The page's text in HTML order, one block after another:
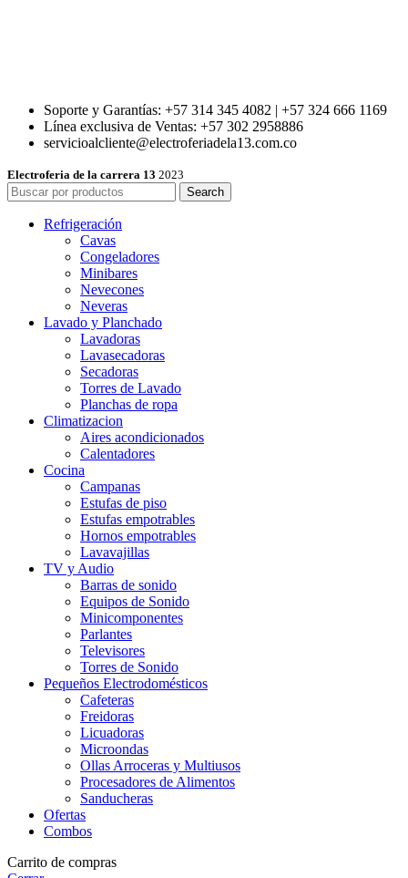
Soporte y Garantías: +57 314 345 4082 | +57 324 666 1169
Línea exclusiva de Ventas: +57 302 2958886
servicioalcliente@electroferiadela13.com.co
Electroferia de la carrera 13 2023
Search
Refrigeración
Cavas
Congeladores
Minibares
Nevecones
Neveras
Lavado y Planchado
Lavadoras
Lavasecadoras
Secadoras
Torres de Lavado
Planchas de ropa
Climatizacion
Aires acondicionados
Calentadores
Cocina
Campanas
Estufas de piso
Estufas empotrables
Hornos empotrables
Lavavajillas
TV y Audio
Barras de sonido
Equipos de Sonido
Minicomponentes
Parlantes
Televisores
Torres de Sonido
Pequeños Electrodomésticos
Cafeteras
Freidoras
Licuadoras
Microondas
Ollas Arroceras y Multiusos
Procesadores de Alimentos
Sanducheras
Ofertas
Combos
Carrito de compras